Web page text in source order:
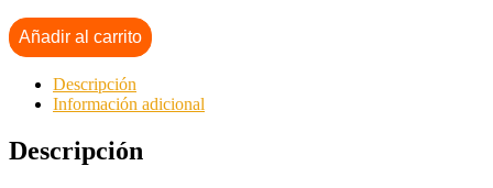
Añadir al carrito
Descripción
Información adicional
Descripción